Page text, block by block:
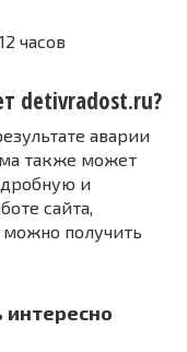
часов
detivradost.ru?
аварии
также может
и
сайта,
получить